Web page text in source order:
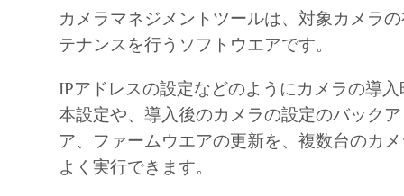
す。
(2) お客様は、バックアップの目的でのみ
様は、かかるバックアップコピーに「許諾
に含まれているすべての著作権表示を含め
うものとし、また、かかるバックアップコ
記録媒体上に、「許諾ソフトウェア」に表
カメラマネジメントツールは、対象カメラ
テナンスを行うソフトウエアです。
IPアドレスの設定などのようにカメラの導
本設定や、導入後のカメラの設定のバック
ア、ファームウエアの更新を、複数台のカ
よく実行できます。